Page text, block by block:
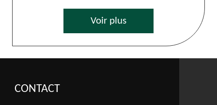
Voir plus
CONTACT